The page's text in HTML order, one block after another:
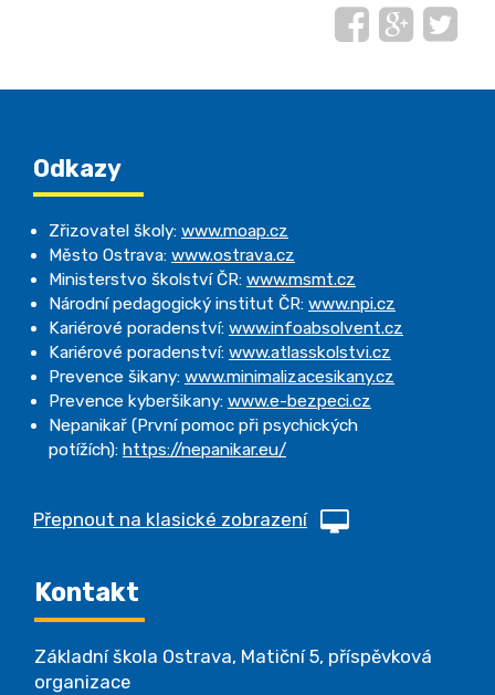
Odkazy
Zřizovatel školy: www.moap.cz
Město Ostrava: www.ostrava.cz
Ministerstvo školství ČR: www.msmt.cz
Národní pedagogický institut ČR: www.npi.cz
Kariérové poradenství: www.infoabsolvent.cz
Kariérové poradenství: www.atlasskolstvi.cz
Prevence šikany: www.minimalizacesikany.cz
Prevence kyberšikany: www.e-bezpeci.cz
Nepanikař (První pomoc při psychických
potížích): https://nepanikar.eu/
Přepnout na klasické zobrazení
Kontakt
Základní škola Ostrava, Matiční 5, příspěvková
organizace